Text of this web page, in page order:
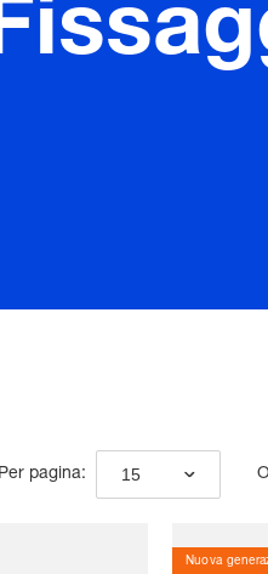
Per pagina: 15
Nuova